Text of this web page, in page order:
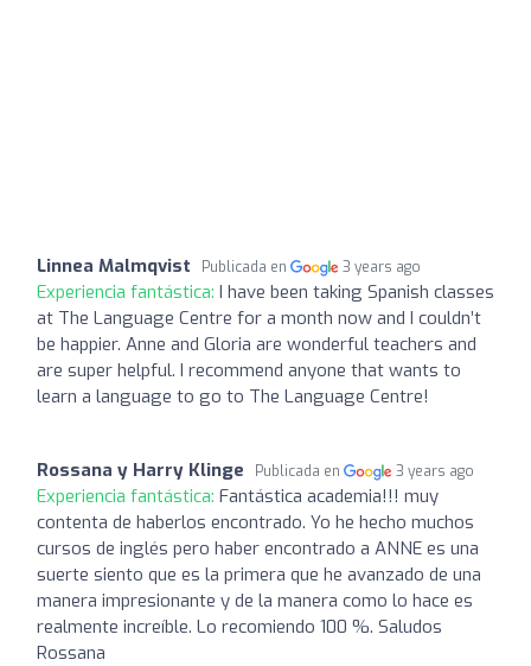
Linnea Malmqvist Publicada en 3 years ago
Experiencia fantástica: I have been taking Spanish classes
at The Language Centre for a month now and I couldn’t
be happier. Anne and Gloria are wonderful teachers and
are super helpful. I recommend anyone that wants to
learn a language to go to The Language Centre!
Rossana y Harry Klinge Publicada en 3 years ago
Experiencia fantástica: Fantástica academia!!! muy
contenta de haberlos encontrado. Yo he hecho muchos
cursos de inglés pero haber encontrado a ANNE es una
suerte siento que es la primera que he avanzado de una
manera impresionante y de la manera como lo hace es
realmente increíble. Lo recomiendo 100 %. Saludos
Rossana